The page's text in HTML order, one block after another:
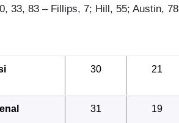
33, 83 – Fillips, 7; Hill, 55; Austin, 78
30 21
31 19